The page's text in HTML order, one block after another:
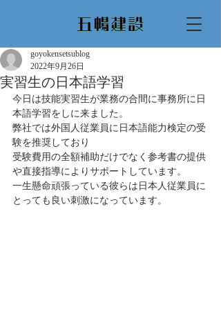
実習生の日本語学習
goyokensetsublog
2022年9月26日
今日は技能実習生が業務の合間に事務所に日
本語学習をしに来ました。
弊社では外国人従業員に日本語能力検定の受
験を推奨しており
受験費用の全額補助だけでなく参考書の提供
や直接指導によりサポートしています。
一生懸命頑張っている彼らは日本人従業員に
とっても良い刺激になっています。